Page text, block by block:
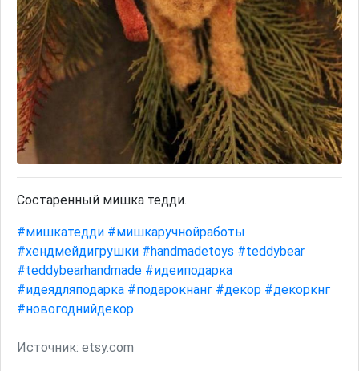
Состаренный мишка тедди.
#мишкатедди #мишкаручнойработы
#хендмейдигрушки #handmadetoys #teddybear
#teddybearhandmade #идеиподарка
#идеядляподарка #подарокнанг #декор #декоркнг
#новогоднийдекор
Источник: etsy.com